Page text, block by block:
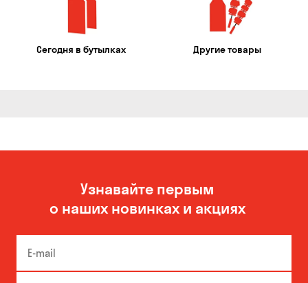
Сегодня в бутылках Другие товары
Узнавайте первым
о наших новинках и акциях